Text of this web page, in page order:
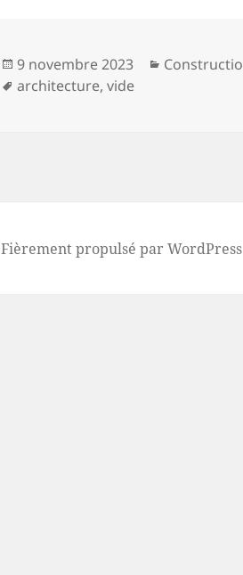
Publié
le
9 novembre 2023 Catégories
Mots-
architecture,vide
Fièrement propulsé par WordPress